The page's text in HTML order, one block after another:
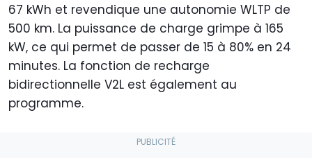
67 kWh et revendique une autonomie WLTP de
500 km. La puissance de charge grimpe à 165
kW, ce qui permet de passer de 15 à 80% en 24
minutes. La fonction de recharge
bidirectionnelle V2L est également au
programme.